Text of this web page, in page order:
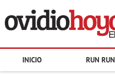
INICIO RUN RUN